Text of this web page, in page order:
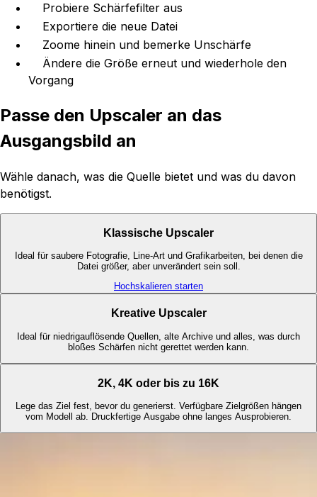
Probiere Schärfefilter aus
Exportiere die neue Datei
Zoome hinein und bemerke Unschärfe
Ändere die Größe erneut und wiederhole den
Vorgang
Passe den Upscaler an das
Ausgangsbild an
Wähle danach, was die Quelle bietet und was du davon
benötigst.
Klassische Upscaler
Ideal für saubere Fotografie, Line-Art und Grafikarbeiten, bei denen die
Datei größer, aber unverändert sein soll.
Hochskalieren starten
Kreative Upscaler
Ideal für niedrigauflösende Quellen, alte Archive und alles, was durch
bloßes Schärfen nicht gerettet werden kann.
2K, 4K oder bis zu 16K
Lege das Ziel fest, bevor du generierst. Verfügbare Zielgrößen hängen
vom Modell ab. Druckfertige Ausgabe ohne langes Ausprobieren.